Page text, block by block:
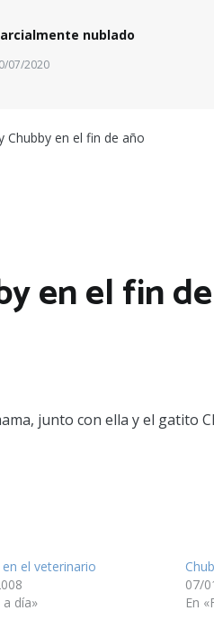
nublado
07/2020
Chubby en el fin de año
en el fin
junto con ella y el gatito
en el veterinario
a día»
07/
En